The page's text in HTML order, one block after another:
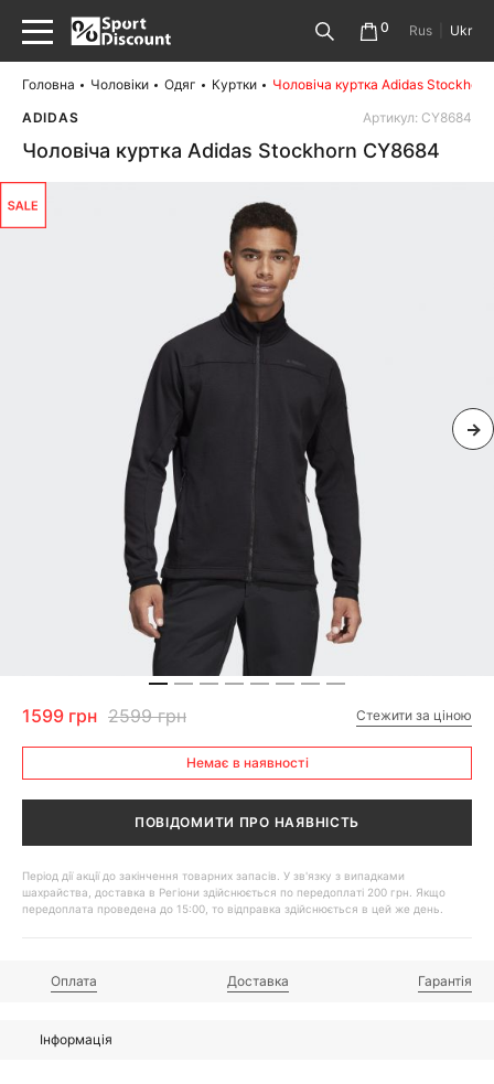
0 Rus Ukr
Головна Чоловіки Одяг Куртки
Чоловіча куртка Adidas
ADIDAS
Артикул: CY8684
Чоловіча куртка Adidas Stockhorn CY8684
1599 грн 2599 грн Стежити за ціною
Немає в наявності
ПОВІДОМИТИ ПРО НАЯВНІСТЬ
Період дії акції до закінчення товарних запасів. У зв'язку з випадками
шахрайства, доставка в Регіони здійснюється по передоплаті 200 грн. Якщо
передоплата проведена до 15:00, то відправка здійснюється в цей же день.
Оплата Доставка Гарантія
Інформація